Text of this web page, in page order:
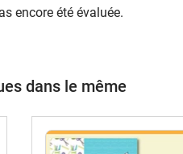
encore été évaluée.
dans le même